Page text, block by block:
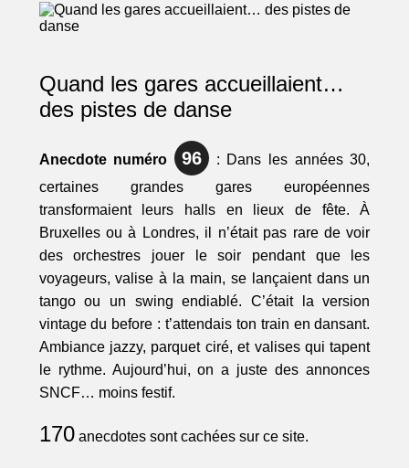
Quand les gares accueillaient…
des pistes de danse
Anecdote numéro 96 : Dans les années 30,
certaines grandes gares européennes
transformaient leurs halls en lieux de fête. À
Bruxelles ou à Londres, il n’était pas rare de voir
des orchestres jouer le soir pendant que les
voyageurs, valise à la main, se lançaient dans un
tango ou un swing endiablé. C’était la version
vintage du before : t’attendais ton train en dansant.
Ambiance jazzy, parquet ciré, et valises qui tapent
le rythme. Aujourd’hui, on a juste des annonces
SNCF… moins festif.
170anecdotes sont cachées sur ce site.